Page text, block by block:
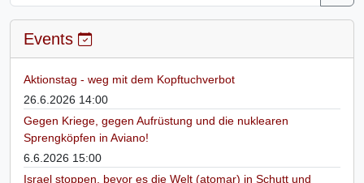
Events
Aktionstag - weg mit dem Kopftuchverbot
26.6.2026 14:00
Gegen Kriege, gegen Aufrüstung und die nuklearen
Sprengköpfen in Aviano!
6.6.2026 15:00
Israel stoppen, bevor es die Welt (atomar) in Schutt und